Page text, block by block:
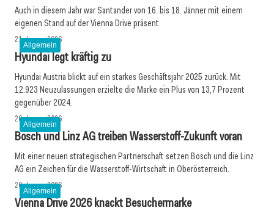
Auch in diesem Jahr war Santander von 16. bis 18. Jänner mit einem
eigenen Stand auf der Vienna Drive präsent.
Allgemein
21. Januar 2026
Hyundai legt kräftig zu
Hyundai Austria blickt auf ein starkes Geschäftsjahr 2025 zurück. Mit
12.923 Neuzulassungen erzielte die Marke ein Plus von 13,7 Prozent
gegenüber 2024.
Allgemein
20. Januar 2026
Bosch und Linz AG treiben Wasserstoff-Zukunft voran
Mit einer neuen strategischen Partnerschaft setzen Bosch und die Linz
AG ein Zeichen für die Wasserstoff-Wirtschaft in Oberösterreich.
Allgemein
20. Januar 2026
Vienna Drive 2026 knackt Besuchermarke